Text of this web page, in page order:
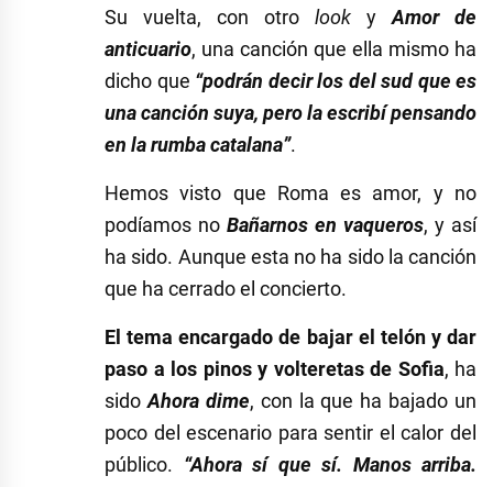
Su vuelta, con otro look yAmor de
anticuario, una canción que ella mismo ha
dicho que “podrán decir los del sud que es
una canción suya, pero la escribí pensando
en la rumba catalana”.
Hemos visto que Roma es amor, y no
podíamos no Bañarnos en vaqueros, y así
ha sido. Aunque esta no ha sido la canción
que ha cerrado el concierto.
El tema encargado de bajar el telón y dar
paso a los pinos y volteretas de Sofia, ha
sidoAhora dime, con la que ha bajado un
poco del escenario para sentir el calor del
público. “Ahora sí que sí. Manos arriba.